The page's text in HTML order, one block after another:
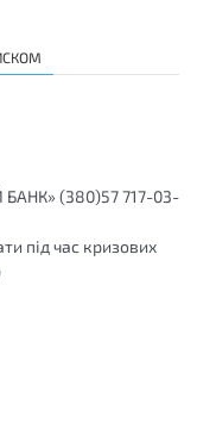
БАНК» (380)57 717-03-
під час кризових